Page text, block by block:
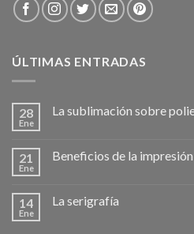
ÚLTIMAS ENTRADAS
28
Ene
La sublimación sobre
21
Ene
Beneficios de la
14
Ene
La serigrafía